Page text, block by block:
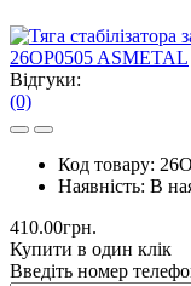
Відгуки:
(0)
Код товару:
Наявність: В
410.00грн.
Купити в один клік
Введіть номер